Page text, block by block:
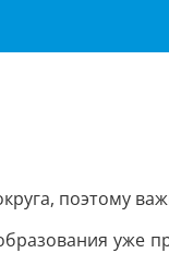
поэтому
уже